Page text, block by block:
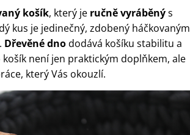
košík, který je ručně vyráběnýs
kus je jedinečný, zdobený háčkovaným
Dřevěné dnododává košíku stabilitu a
není jen praktickým doplňkem, ale
který Vás okouzlí.